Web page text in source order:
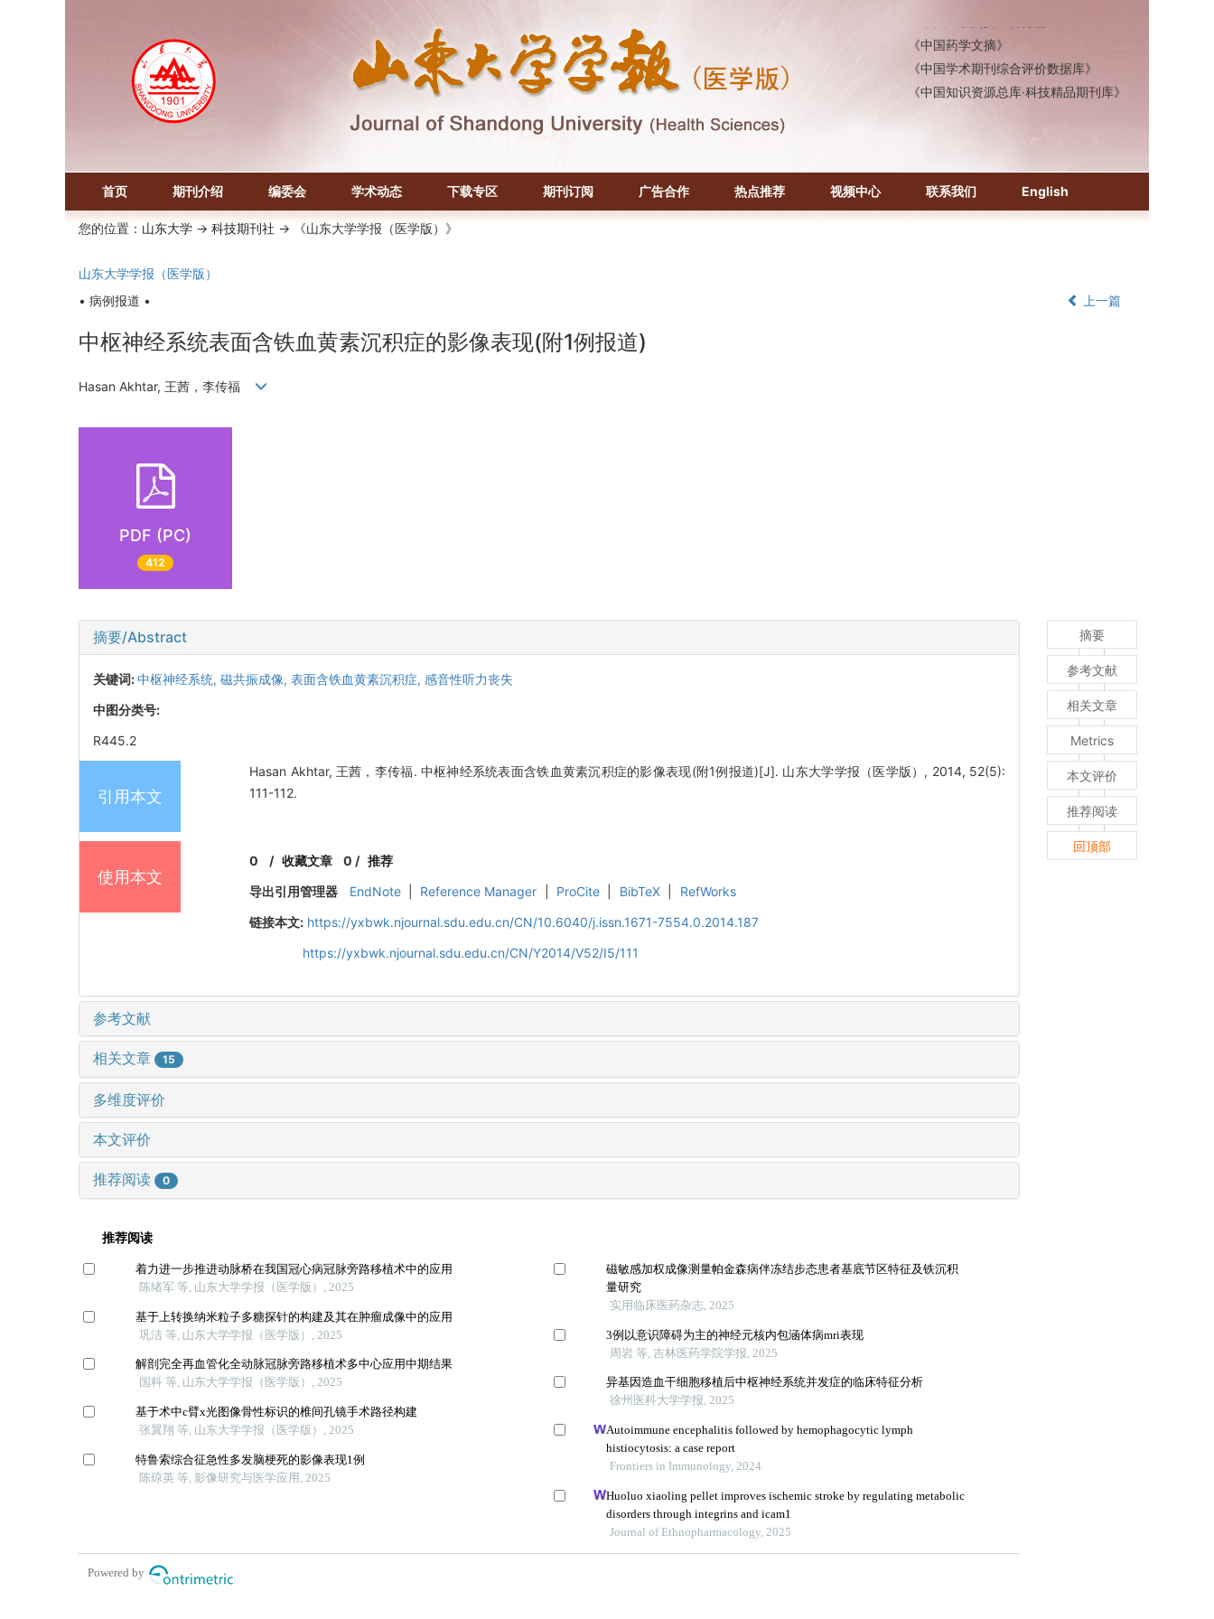
《中国药学文摘》
《中国学术期刊综合评价数据库》
《中国知识资源总库·科技精品期刊库》
首页 期刊介绍 编委会 学术动态 下载专区 期刊订阅 广告合作 热点推荐 视频中心 联系我们 English
您的位置： 山东大学 -> 科技期刊社 -> 《山东大学学报（医学版）》
山东大学学报（医学版）
• 病例报道 •
上一篇
中枢神经系统表面含铁血黄素沉积症的影像表现(附1例报道)
Hasan Akhtar, 王茜，李传福
PDF (PC)
412
摘要/Abstract
关键词:中枢神经系统, 磁共振成像, 表面含铁血黄素沉积症, 感音性听力丧失
中图分类号:
R445.2
引用本文
Hasan Akhtar, 王茜，李传福. 中枢神经系统表面含铁血黄素沉积症的影像表现(附1例报道)[J]. 山东大学学报（医学版）, 2014, 52(5):
111-112.
使用本文
0 /收藏文章 0 / 推荐
导出引用管理器
EndNote Reference Manager ProCite BibTeX
RefWorks
链接本文: https://yxbwk.njournal.sdu.edu.cn/CN/10.6040/j.issn.1671-7554.0.2014.187
https://yxbwk.njournal.sdu.edu.cn/CN/Y2014/V52/I5/111
参考文献
相关文章 15
多维度评价
本文评价
推荐阅读 0
摘要
参考文献
相关文章
Metrics
本文评价
推荐阅读
回顶部